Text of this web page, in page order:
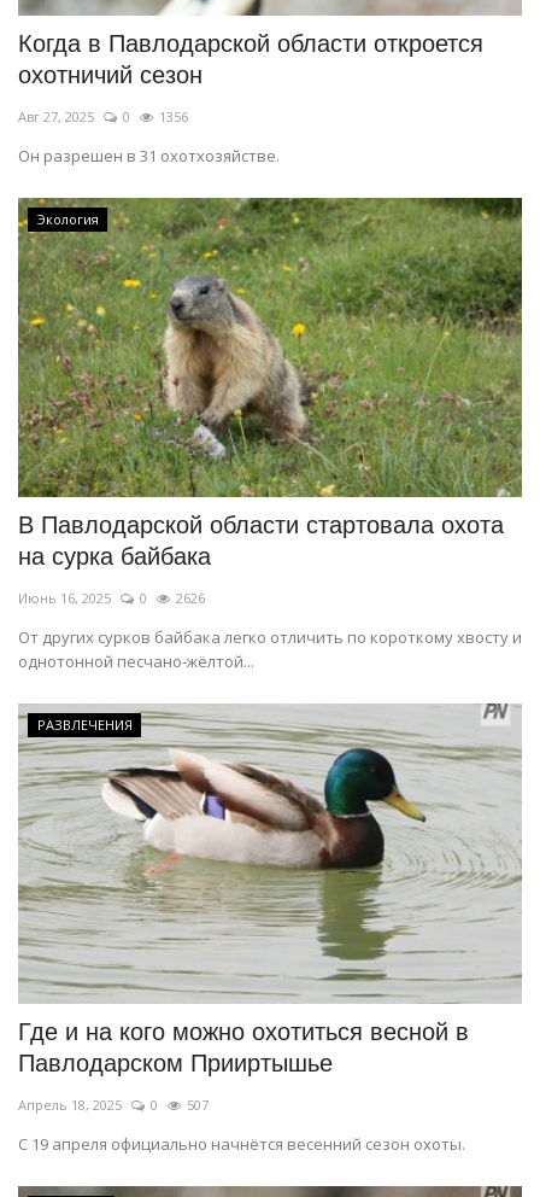
Когда в Павлодарской области откроется
охотничий сезон
Авг 27, 2025 0 1356
Он разрешен в 31 охотхозяйстве.
Экология
В Павлодарской области стартовала охота
на сурка байбака
Июнь 16, 2025 0 2626
От других сурков байбака легко отличить по короткому хвосту и
однотонной песчано-жёлтой...
РАЗВЛЕЧЕНИЯ
Где и на кого можно охотиться весной в
Павлодарском Прииртышье
Апрель 18, 2025 0 507
С 19 апреля официально начнётся весенний сезон охоты.